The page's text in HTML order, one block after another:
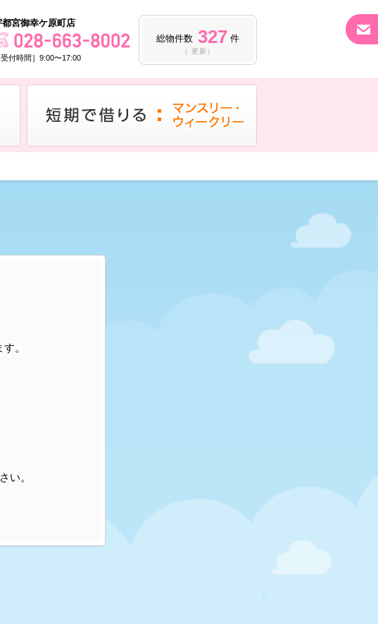
都宮御幸ケ原町店
受付時間］9:00〜17:00
総物件数 327 件
（ 更新）
。
い。